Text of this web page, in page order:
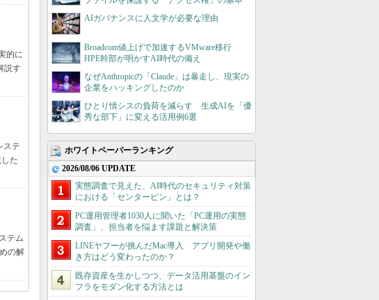
的に
説す
ステ
た
テム
の解
AIガバナンスに人文学が必要な理由
Broadcom値上げで加速するVMware移行
HPE幹部が明かすAI時代の備え
なぜAnthropicの「Claude」は暴走し、現実の
企業をハッキングしたのか
ひとり情シスの負荷を減らす 生成AIを「優
秀な部下」に変える活用例6選
ホワイトペーパーランキング
2026/08/06 UPDATE
実態調査で見えた、AI時代のセキュリティ対策
における「センターピン」とは？
PC運用管理者1030人に聞いた「PC運用の実態
調査」、担当者を悩ます課題と解決策
LINEヤフーが挑んだMac導入 アプリ開発や働
き方はどう変わったのか？
既存資産を生かしつつ、データ活用基盤のイン
フラをモダン化する方法とは